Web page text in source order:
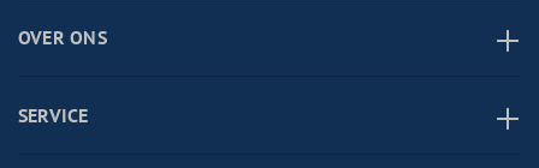
OVER ONS
SERVICE